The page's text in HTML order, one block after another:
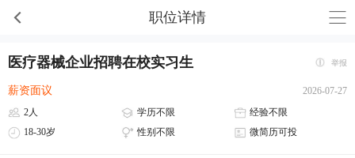
职位详情
医疗器械企业招聘在校实习生 举报
薪资面议
2026-07-27
2人
学历不限
经验不限
18-30岁
性别不限 微简历可投